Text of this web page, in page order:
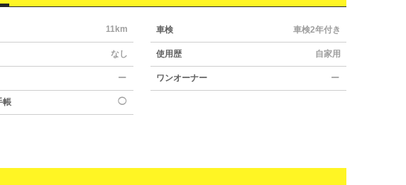
11km 車検 車検2年付き
なし 使用歴 自家用
ー ワンオーナー ー
帳 ◯